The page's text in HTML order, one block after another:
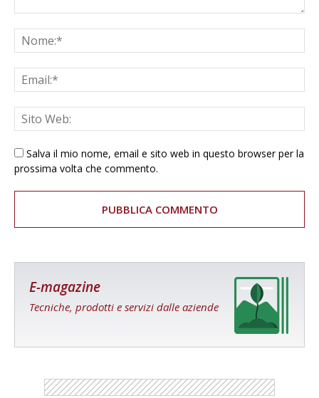
Salva il mio nome, email e sito web in questo browser per la
prossima volta che commento.
E-magazine
Tecniche, prodotti e servizi dalle aziende